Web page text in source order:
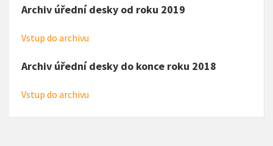
Archiv úřední desky od roku 2019
Vstup do archivu
Archiv úřední desky do konce roku 2018
Vstup do archivu